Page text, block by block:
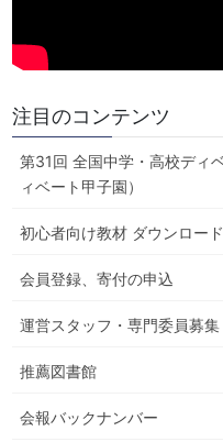
注目のコンテンツ
第31回 全国中学・高校ディ
ィベート甲子園）
初心者向け教材 ダウンロード
会員登録、寄付の申込
運営スタッフ・専門委員募集
推薦図書館
会報バックナンバー